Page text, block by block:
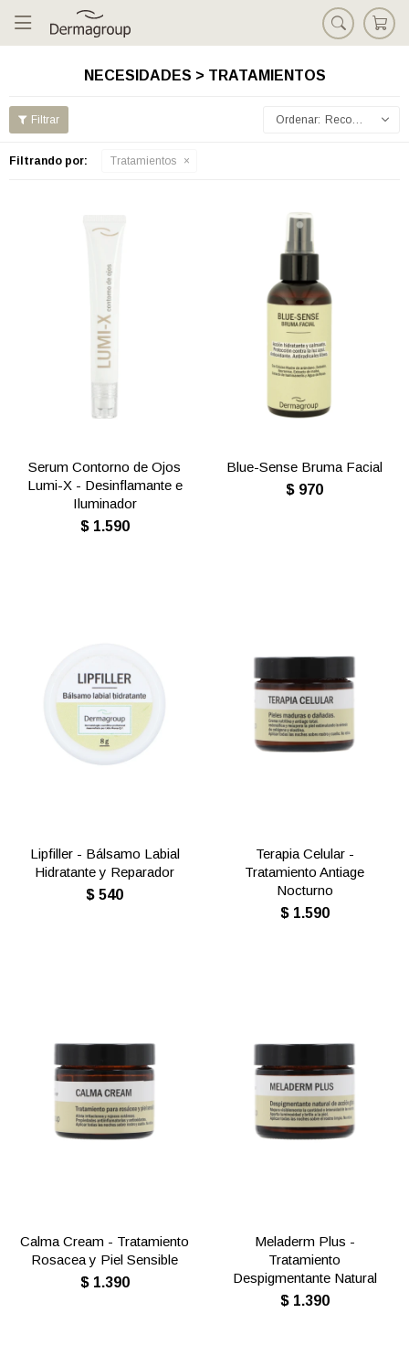

NECESIDADES > TRATAMIENTOS
Recomendados
Filtrando por: Tratamientos
Serum Contorno de Ojos
Lumi-X - Desinflamante e
Iluminador
$ 1.590
Blue-Sense Bruma Facial
$ 970
Lipfiller - Bálsamo Labial
Hidratante y Reparador
$ 540
Terapia Celular -
Tratamiento Antiage
Nocturno
$ 1.590
Calma Cream - Tratamiento
Rosacea y Piel Sensible
$ 1.390
Meladerm Plus -
Tratamiento
Despigmentante Natural
$ 1.390